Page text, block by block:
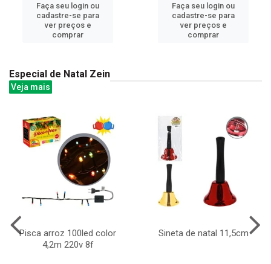
Faça seu login ou
cadastre-se para
ver preços e
comprar
Faça seu login ou
cadastre-se para
ver preços e
comprar
Especial de Natal Zein
Veja mais
Pisca arroz 100led color
4,2m 220v 8f
Sineta de natal 11,5cm